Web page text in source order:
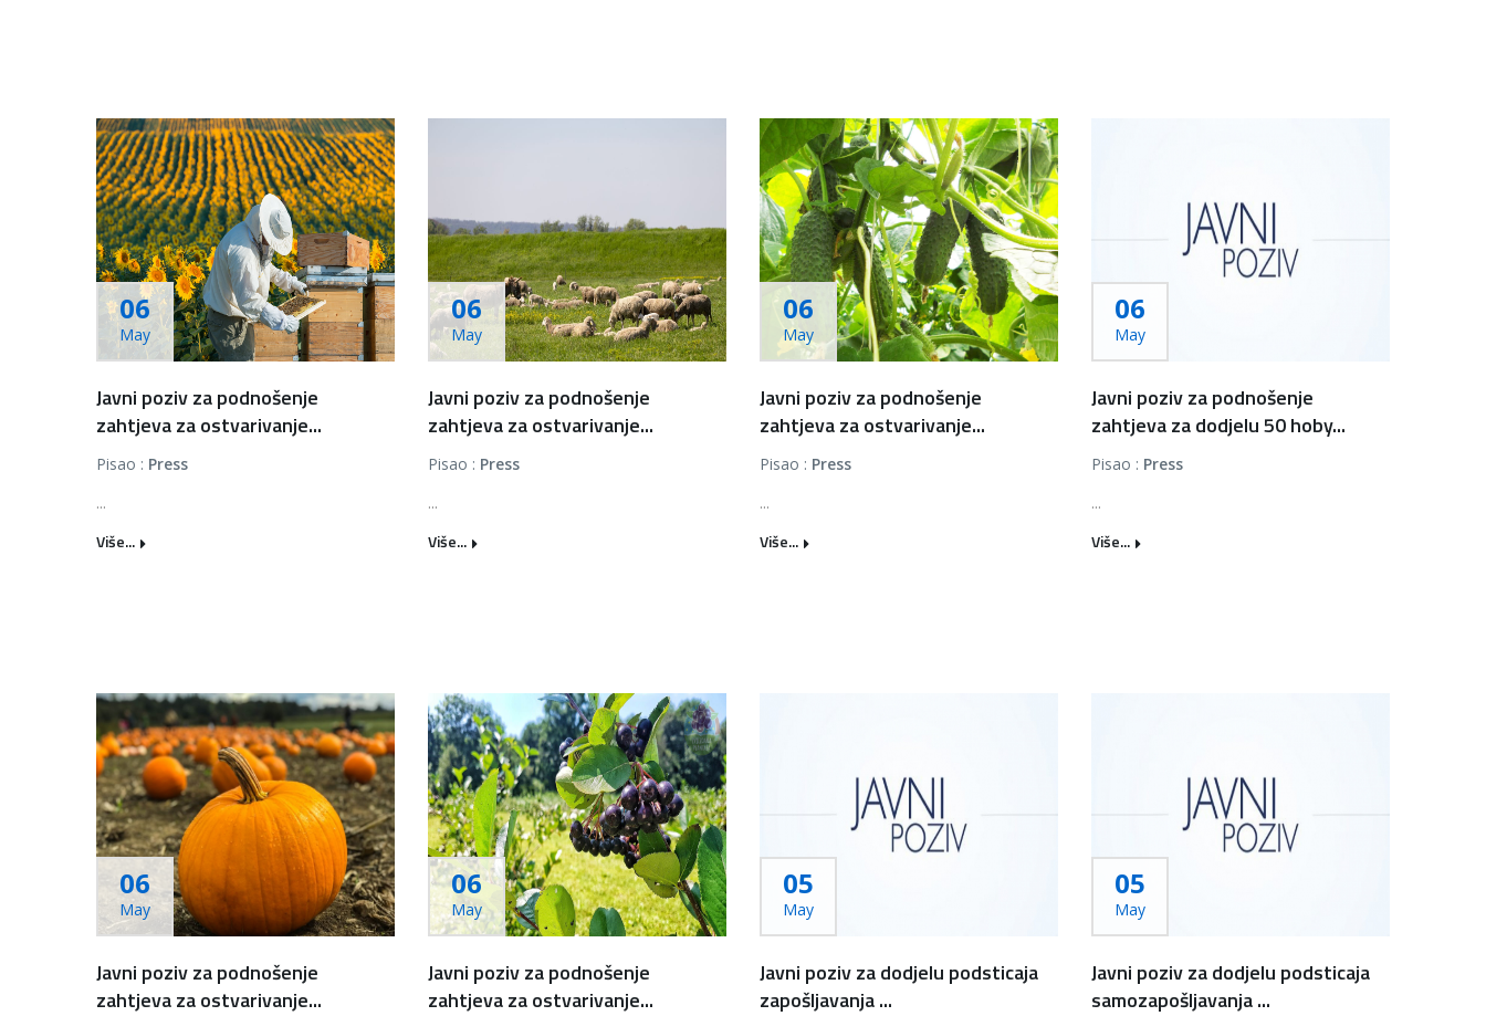
06
May
Javni poziv za podnošenje
zahtjeva za ostvarivanje...
Pisao : Press
...
Više...
06
May
Javni poziv za podnošenje
zahtjeva za ostvarivanje...
Pisao : Press
...
Više...
06
May
Javni poziv za podnošenje
zahtjeva za ostvarivanje...
Pisao : Press
...
Više...
06
May
Javni poziv za podnošenje
zahtjeva za dodjelu 50 hoby...
Pisao : Press
...
Više...
06
May
Javni poziv za podnošenje
zahtjeva za ostvarivanje...
06
May
Javni poziv za podnošenje
zahtjeva za ostvarivanje...
05
May
Javni poziv za dodjelu podsticaja
zapošljavanja ...
05
May
Javni poziv za dodjelu podsticaja
samozapošljavanja ...